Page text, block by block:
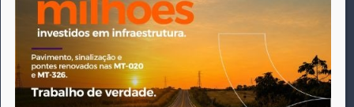
comprometimento deste veículo de comunicação com o
relato dos fatos neste município. Em 06 de dezembro de 2019
circulou a última edição impressa do jornal, que desde então
tem veiculação exclusivamente online.